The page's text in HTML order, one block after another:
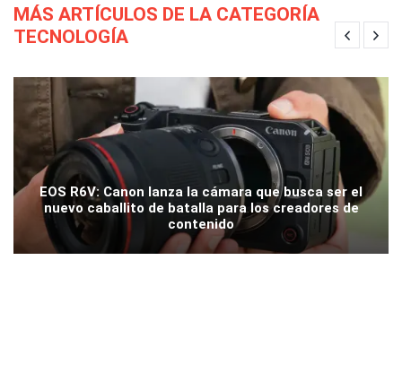
MÁS ARTÍCULOS DE LA CATEGORÍA
TECNOLOGÍA
EOS R6V: Canon lanza la cámara que busca ser el
nuevo caballito de batalla para los creadores de
contenido